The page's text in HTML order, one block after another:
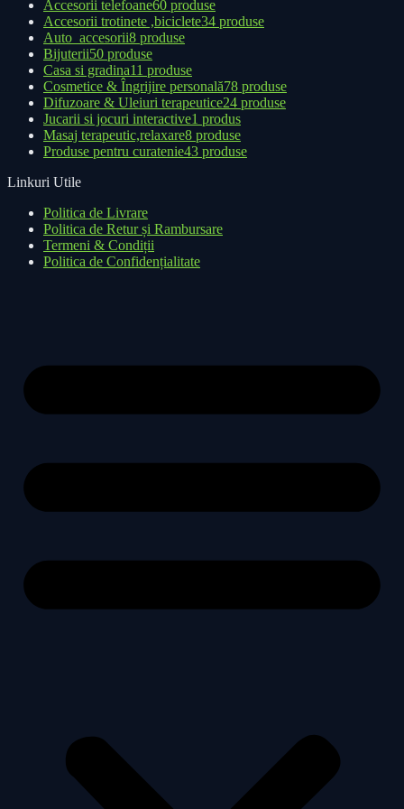
Accesorii telefoane60 produse
Accesorii trotinete ,biciclete34 produse
Auto_accesorii8 produse
Bijuterii50 produse
Casa si gradina11 produse
Cosmetice & Îngrijire personală78 produse
Difuzoare & Uleiuri terapeutice24 produse
Jucarii si jocuri interactive1 produs
Masaj terapeutic,relaxare8 produse
Produse pentru curatenie43 produse
Linkuri Utile
Politica de Livrare
Politica de Retur și Rambursare
Termeni & Condiții
Politica de Confidențialitate